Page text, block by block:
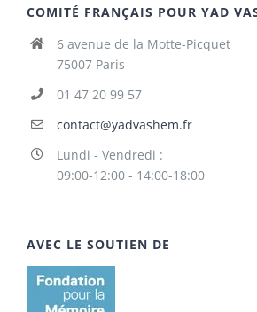
COMITÉ FRANÇAIS POUR YAD
6 avenue de la Motte-Picquet
75007 Paris
01 47 20 99 57
contact@yadvashem.fr
Lundi - Vendredi :
09:00-12:00 - 14:00-18:00
AVEC LE SOUTIEN DE